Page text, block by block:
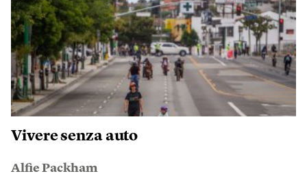
Vivere senza auto
Alfie Packham